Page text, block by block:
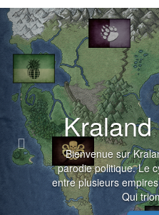
Bienvenue sur
parodie politique. Le
entre plusieurs
Qui
Previous